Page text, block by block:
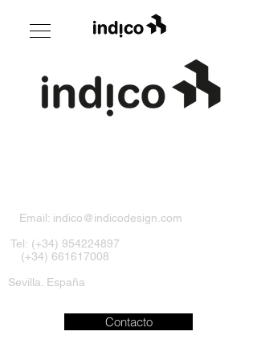
Contacto
Email: indico@indicodesign.com
Tel: (+34) 954224897
(+34) 661617008
Sevilla. España